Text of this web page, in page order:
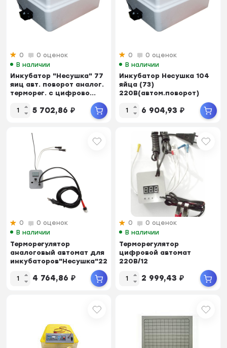
0
0 оценок
В наличии
Инкубатор "Несушка" 77
яиц авт. поворот аналог.
терморег. с цифрово...
5 702,86 ₽
0
0 оценок
В наличии
Инкубатор Несушка 104
яйца (73)
220В(автом.поворот)
цифр.табло аналоговый
т...
6 904,93 ₽
0
0 оценок
В наличии
Терморегулятор
аналоговый автомат для
инкубаторов"Несушка"220В
4 764,86 ₽
0
0 оценок
В наличии
Терморегулятор
цифровой автомат
220В/12
(автопереключение на
12В) №11 (арт.45)
2 999,43 ₽